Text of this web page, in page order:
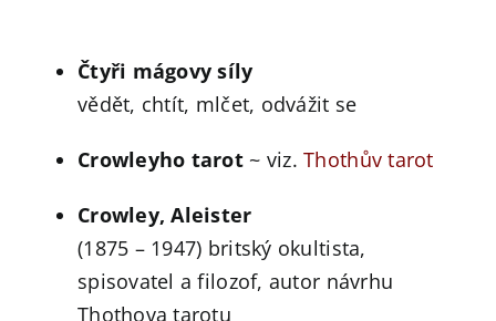
Čtyři mágovy síly
vědět, chtít, mlčet, odvážit se
Crowleyho tarot ~ viz.Thothův tarot
Crowley, Aleister
(1875 – 1947) britský okultista,
spisovatel a filozof, autor návrhu
Thothova tarotu